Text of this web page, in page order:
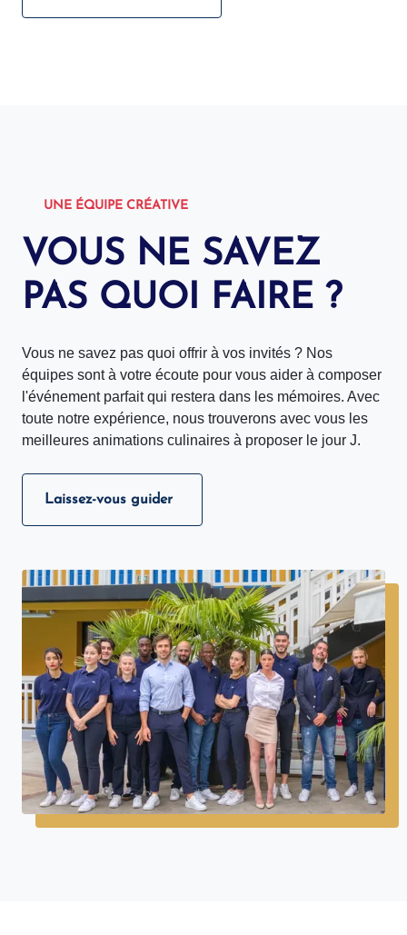
UNE ÉQUIPE CRÉATIVE
VOUS NE SAVEZ
PAS QUOI FAIRE ?
Vous ne savez pas quoi offrir à vos invités ? Nos
équipes sont à votre écoute pour vous aider à composer
l'événement parfait qui restera dans les mémoires. Avec
toute notre expérience, nous trouverons avec vous les
meilleures animations culinaires à proposer le jour J.
Laissez-vous guider